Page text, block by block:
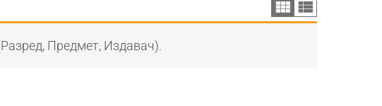
Предмет, Издавач).